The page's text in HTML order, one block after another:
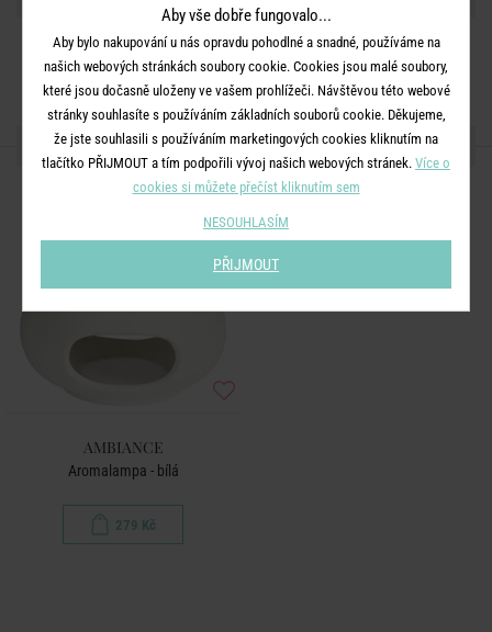
DALŠÍ PRODUKTY ZE SÉRIE
AMBIANCE
Aromalampa - bílá
279 Kč
Aby vše dobře fungovalo...
Aby bylo nakupování u nás opravdu pohodlné a snadné, používáme na
našich webových stránkách soubory cookie. Cookies jsou malé soubory,
které jsou dočasně uloženy ve vašem prohlížeči. Návštěvou této webové
stránky souhlasíte s používáním základních souborů cookie. Děkujeme,
že jste souhlasili s používáním marketingových cookies kliknutím na
tlačítko PŘIJMOUT a tím podpořili vývoj našich webových stránek. Více o
cookies si můžete přečíst kliknutím sem
NESOUHLASÍM
PŘIJMOUT